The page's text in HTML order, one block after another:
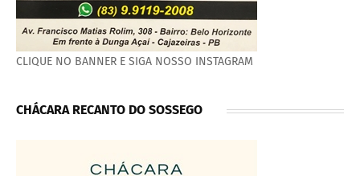
CLIQUE NO BANNER E SIGA NOSSO INSTAGRAM
CHÁCARA RECANTO DO SOSSEGO